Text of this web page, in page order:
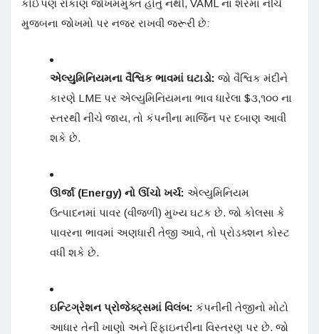
કોઈપણ રોકાણ જોખમમુક્ત હોતું નથી, VAML ના શેરમાં નીચે
મુજબના જોખમો પર નજર રાખવી જરૂરી છે:
એલ્યુમિનિયમના વૈશ્વિક ભાવમાં ઘટાડો: જો વૈશ્વિક મંદીને
કારણે LME પર એલ્યુમિનિયમના ભાવ ધારેલા $૩,૧૦૦ ના
સ્તરથી નીચે જાય, તો કંપનીના માર્જિન પર દબાણ આવી
શકે છે.
ઊર્જા (Energy) નો ઊંચો ખર્ચ: એલ્યુમિનિયમ
ઉત્પાદનમાં પાવર (વીજળી) મુખ્ય ઘટક છે. જો કોલસા કે
પાવરના ભાવમાં અણધારી તેજી આવે, તો પ્રોડક્શન કોસ્ટ
વધી શકે છે.
ઇન્ટિગ્રેશન પ્રોજેક્ટ્સમાં વિલંબ: કંપનીની તેજીનો મોટો
આધાર તેની ખાણો અને રિફાઇનરીના વિસ્તરણ પર છે. જો